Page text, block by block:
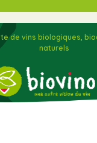
de vins biologiques,
naturels